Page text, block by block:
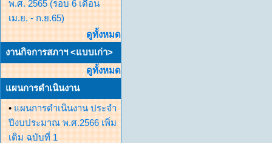
พ.ศ. 2565 (รอบ 6 เดือน
เม.ย. - ก.ย.65)
ดูทั้งหมด
งานกิจการสภาฯ <แบบเก่า>
ดูทั้งหมด
แผนการดำเนินงาน
• แผนการดำเนินงาน ประจำ
ปีงบประมาณ พ.ศ.2566 เพิ่ม
เติม ฉบับที่ 1